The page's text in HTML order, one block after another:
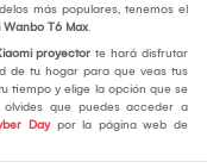
más populares, tenemos el
T6 Max.
proyector te hará disfrutar
de tu hogar para que veas tus
tiempo y elige la opción que se
olvides que puedes acceder a
Daypor la página web de